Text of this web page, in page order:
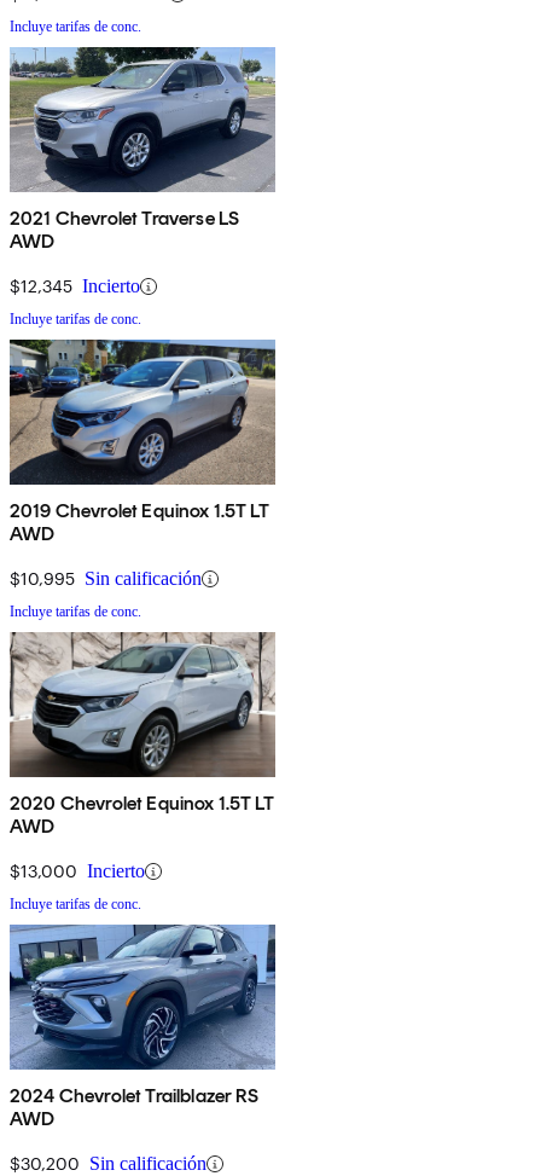
Incluye tarifas de conc.
2021 Chevrolet Traverse LS
AWD
$12,345 Incierto
Incluye tarifas de conc.
2019 Chevrolet Equinox 1.5T LT
AWD
$10,995 Sin calificación
Incluye tarifas de conc.
2020 Chevrolet Equinox 1.5T LT
AWD
$13,000 Incierto
Incluye tarifas de conc.
2024 Chevrolet Trailblazer RS
AWD
$30,200 Sin calificación